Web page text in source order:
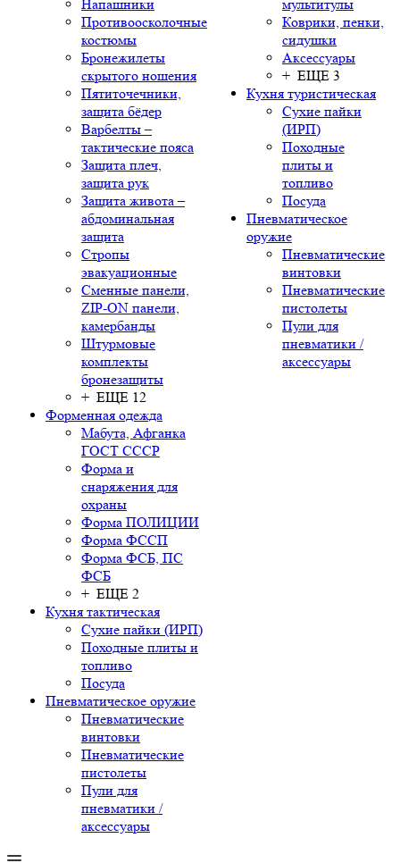
Напашники
Противоосколочные
костюмы
Бронежилеты
скрытого ношения
Пятиточечники,
защита бёдер
Варбелты –
тактические пояса
Защита плеч,
защита рук
Защита живота –
абдоминальная
защита
Стропы
эвакуационные
Сменные панели,
ZIP-ON панели,
камербанды
Штурмовые
комплекты
бронезащиты
+ ЕЩЕ 12
Форменная одежда
Мабута, Афганка
ГОСТ СССР
Форма и
снаряжения для
охраны
Форма ПОЛИЦИИ
Форма ФССП
Форма ФСБ, ПС
ФСБ
+ ЕЩЕ 2
Кухня тактическая
Сухие пайки (ИРП)
Походные плиты и
топливо
Посуда
Пневматическое оружие
Пневматические
винтовки
Пневматические
пистолеты
Пули для
пневматики /
аксессуары
мультитулы
Коврики, пенки,
сидушки
Аксессуары
+ ЕЩЕ 3
Кухня туристическая
Сухие пайки
(ИРП)
Походные
плиты и
топливо
Посуда
Пневматическое
оружие
Пневматические
винтовки
Пневматические
пистолеты
Пули для
пневматики /
аксессуары